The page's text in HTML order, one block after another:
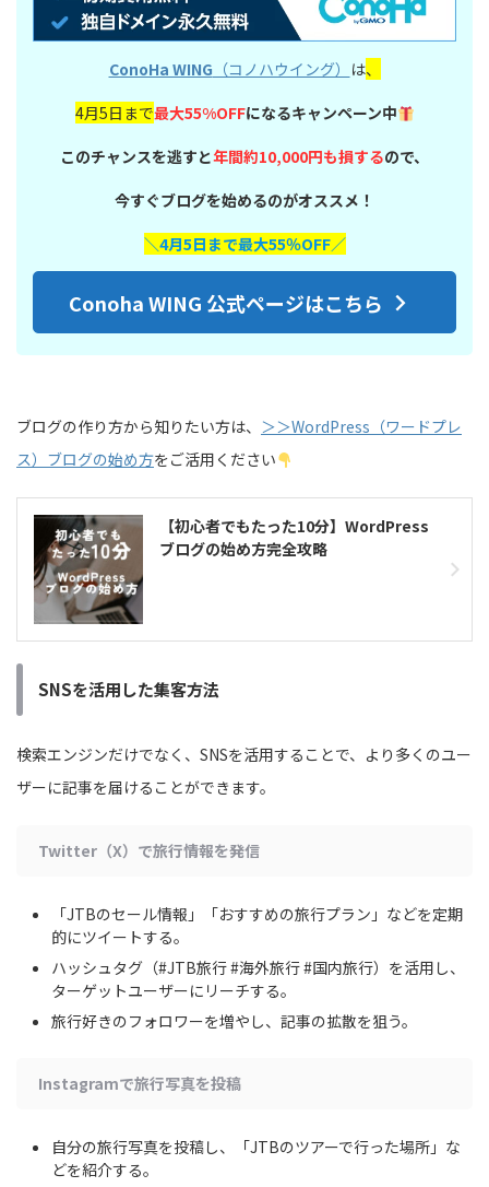
ConoHa WING （コノハウイング） は、
4月5日まで最大55%OFFになるキャンペーン中
このチャンスを逃すと年間約10,000円も損するので、
今すぐブログを始めるのがオススメ！
＼4月5日まで最大55％OFF／
Conoha WING 公式ページはこちら
ブログの作り方から知りたい方は、 ＞＞WordPress（ワードプレ
ス）ブログの始め方をご活用ください
【初心者でもたった10分】WordPress
ブログの始め方完全攻略
SNSを活用した集客方法
検索エンジンだけでなく、SNSを活用することで、より多くのユー
ザーに記事を届けることができます。
Twitter（X）で旅行情報を発信
「JTBのセール情報」「おすすめの旅行プラン」などを定期
的にツイートする。
ハッシュタグ（#JTB旅行 #海外旅行 #国内旅行）を活用し、
ターゲットユーザーにリーチする。
旅行好きのフォロワーを増やし、記事の拡散を狙う。
Instagramで旅行写真を投稿
自分の旅行写真を投稿し、「JTBのツアーで行った場所」な
どを紹介する。